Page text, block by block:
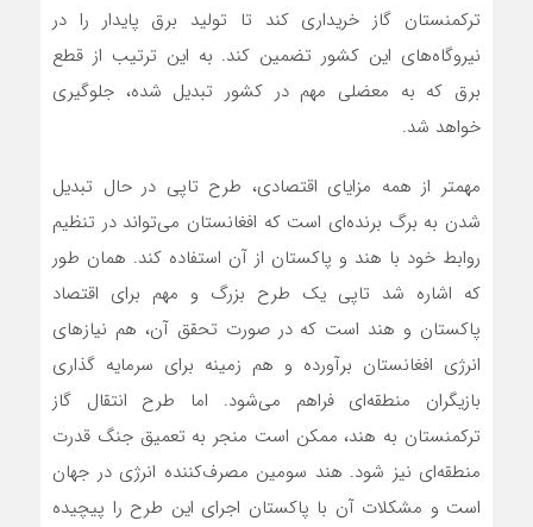
ترکمنستان گاز خریداری کند تا تولید برق پایدار را در
نیروگاه‌های این کشور تضمین کند. به این ترتیب از قطع
برق که به معضلی مهم در کشور تبدیل شده، جلوگیری
خواهد شد.
مهمتر از همه مزایای اقتصادی، طرح تاپی در حال تبدیل
شدن به برگ برنده‌ای است که افغانستان می‌تواند در تنظیم
روابط خود با هند و پاکستان از آن استفاده کند. همان طور
که اشاره شد تاپی یک طرح بزرگ و مهم برای اقتصاد
پاکستان و هند است که در صورت تحقق آن، هم نیازهای
انرژی افغانستان برآورده و هم زمینه برای سرمایه گذاری
بازیگران منطقه‌ای فراهم می‌شود. اما طرح انتقال گاز
ترکمنستان به هند، ممکن است منجر به تعمیق جنگ قدرت
منطقه‌ای نیز شود. هند سومین مصرف‌کننده انرژی در جهان
است و مشکلات آن با پاکستان اجرای این طرح را پیچیده